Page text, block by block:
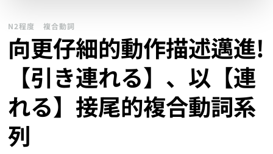
N2程度 複合動詞
向更仔細的動作描述邁進!
【引き連れる】、以【連
れる】接尾的複合動詞系
列